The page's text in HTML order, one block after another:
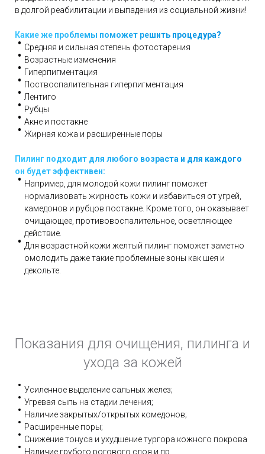
в долгой реабилитации и выпадения из социальной жизни!
Какие же проблемы поможет решить процедура?
Средняя и сильная степень фотостарения
Возрастные изменения
Гиперпигментация
Поствоспалительная гиперпигментация
Лентиго
Рубцы
Акне и постакне
Жирная кожа и расширенные поры
Пилинг подходит для любого возраста и для каждого
он будет эффективен:
Например, для молодой кожи пилинг поможет
нормализовать жирность кожи и избавиться от угрей,
камедонов и рубцов постакне. Кроме того, он оказывает
очищающее, противовоспалительное, осветляющее
действие.
Для возрастной кожи желтый пилинг поможет заметно
омолодить даже такие проблемные зоны как шея и
декольте.
Показания для очищения, пилинга и
ухода за кожей
Усиленное выделение сальных желез;
Угревая сыпь на стадии лечения;
Наличие закрытых/открытых комедонов;
Расширенные поры;
Снижение тонуса и ухудшение тургора кожного покрова
Наличие грубого рогового слоя и пр.